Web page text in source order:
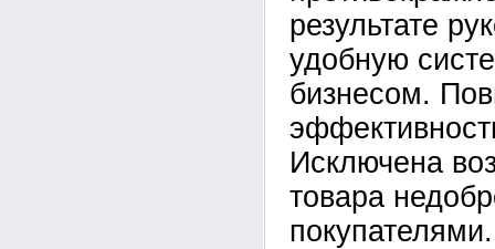
результате
удобную
бизнесом.
Исключена
товара
покупателями.